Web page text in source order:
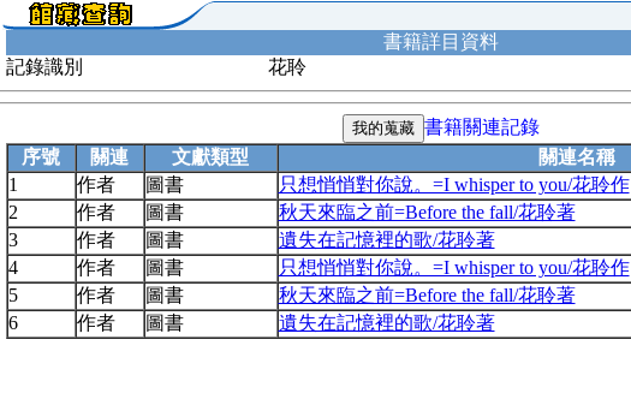
書籍詳目資料
記錄識別
花聆
書籍關連記錄
序號
關連 文獻類型
關連名稱
1
作者 圖書
只想悄悄對你說。=I whisper to you/花聆作
2
作者 圖書
秋天來臨之前=Before the fall/花聆著
3
作者 圖書
遺失在記憶裡的歌/花聆著
4
作者 圖書
只想悄悄對你說。=I whisper to you/花聆作
5
作者 圖書
秋天來臨之前=Before the fall/花聆著
6
作者 圖書 遺失在記憶裡的歌/花聆著